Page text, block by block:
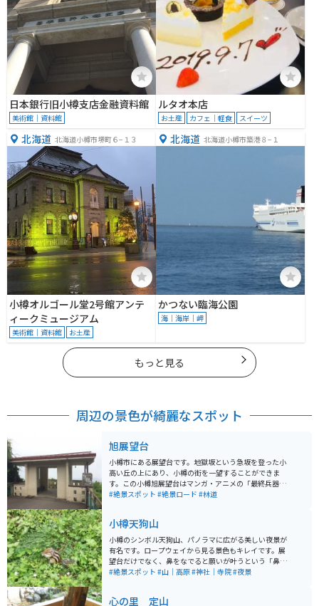
日本銀行旧小樽支店金融資料館
美術館｜資料館
ルタオ本店
お土産 カフェ｜軽食 スイーツ
北海道 北海道小樽市堺町６−１３
小樽オルゴール堂2号館アンテ
ィークミュージアム
美術館｜資料館 お土産
北海道 北海道小樽市築港８−１
かつない臨海公園
海｜海岸｜岬
もっと見る
周辺の景色が綺麗なスポット
旭展望台
小樽市にある展望台です。地獄坂という急坂を登った小
高い丘の上にあり、小樽の街を一望することができま
す。この小樽旭展望台はマンガ・アニメの「最終兵器彼
女」の聖地であり、マンガやアニメと同じ構図で写真を
#絶景スポット #絶景ロード #林道
小樽天狗山
小樽のシンボル天狗山、パノラマに広がる美しい夜景が
有名です。ロープウェイから見る景色もキレイです。展
望台だけでなく、鼻をなでると願いが叶うという「鼻な
で天狗さん」やパワースポットである「天狗山神社」、
#絶景スポット #山｜高原#神社｜寺院#夜景
心の里 定山